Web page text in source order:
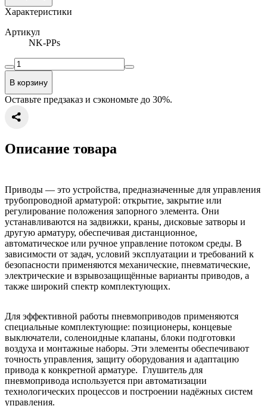
Характеристики
Артикул
NK-PPs
В корзину
Оставьте предзаказ и сэкономьте до 30%.
Описание товара
Для эффективной работы пневмоприводов применяются
специальные комплектующие: позиционеры, концевые
выключатели, соленоидные клапаны, блоки подготовки
воздуха и монтажные наборы. Эти элементы обеспечивают
точность управления, защиту оборудования и адаптацию
привода к конкретной арматуре. Глушитель для
пневмопривода используется при автоматизации
технологических процессов и построении надёжных систем
управления.
Приводы — это устройства, предназначенные для управления
трубопроводной арматурой: открытие, закрытие или
регулирование положения запорного элемента. Они
устанавливаются на задвижки, краны, дисковые затворы и
другую арматуру, обеспечивая дистанционное,
автоматическое или ручное управление потоком среды. В
зависимости от задач, условий эксплуатации и требований к
безопасности применяются механические, пневматические,
электрические и взрывозащищённые варианты приводов, а
также широкий спектр комплектующих.